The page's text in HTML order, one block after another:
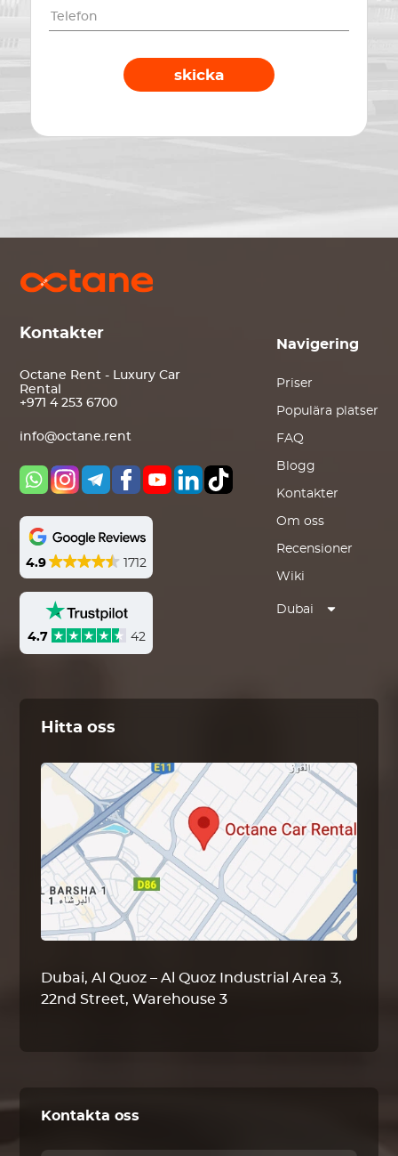
skicka
Kontakter
Octane Rent - Luxury Car
Rental
+971 4 253 6700
info@octane.rent
4.9 1712
4.7 42
Navigering
Priser
Populära platser
FAQ
Blogg
Kontakter
Om oss
Recensioner
Wiki
Dubai
Hitta oss
Dubai, Al Quoz – Al Quoz Industrial Area 3,
22nd Street, Warehouse 3
Kontakta oss